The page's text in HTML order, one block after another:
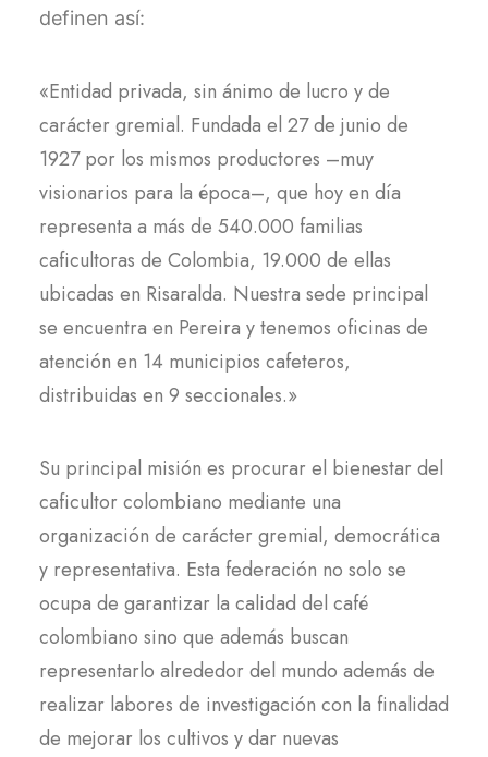
definen así:
«Entidad privada, sin ánimo de lucro y de
carácter gremial. Fundada el 27 de junio de
1927 por los mismos productores –muy
visionarios para la época–, que hoy en día
representa a más de 540.000 familias
caficultoras de Colombia, 19.000 de ellas
ubicadas en Risaralda. Nuestra sede principal
se encuentra en Pereira y tenemos oficinas de
atención en 14 municipios cafeteros,
distribuidas en 9 seccionales.»
Su principal misión es procurar el bienestar del
caficultor colombiano mediante una
organización de carácter gremial, democrática
y representativa. Esta federación no solo se
ocupa de garantizar la calidad del café
colombiano sino que además buscan
representarlo alrededor del mundo además de
realizar labores de investigación con la finalidad
de mejorar los cultivos y dar nuevas